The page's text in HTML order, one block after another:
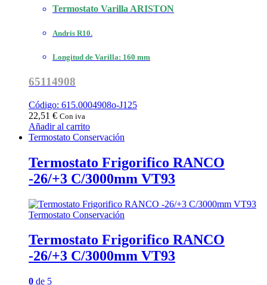
Termostato Varilla ARISTON
Andris R10.
Longitud de Varilla: 160 mm
65114908
Código: 615.0004908o-J125
22,51 € Con iva
Añadir al carrito
Termostato Conservación
Termostato Frigorifico RANCO
-26/+3 C/3000mm VT93
Termostato Conservación
Termostato Frigorifico RANCO
-26/+3 C/3000mm VT93
0 de 5